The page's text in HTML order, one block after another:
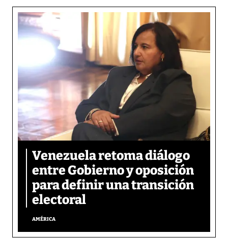
Venezuela retoma diálogo
entre Gobierno y oposición
para definir una transición
electoral
AMÉRICA